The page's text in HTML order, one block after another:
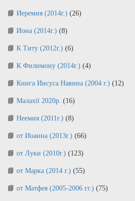
Иеремия (2014г.) (26)
Иона (2014г.) (8)
К Титу (2012г.) (6)
К Филимону (2014г.) (4)
Книга Иисуса Навина (2004 г.) (12)
Малахії 2020р. (16)
Неемия (2011г.) (8)
от Иоанна (2013г.) (66)
от Луки (2010г.) (123)
от Марка (2014 г.) (55)
от Матфея (2005-2006 гг.) (75)